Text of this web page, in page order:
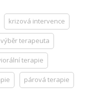
krizová intervence
výběr terapeuta
terapie
párová terapie